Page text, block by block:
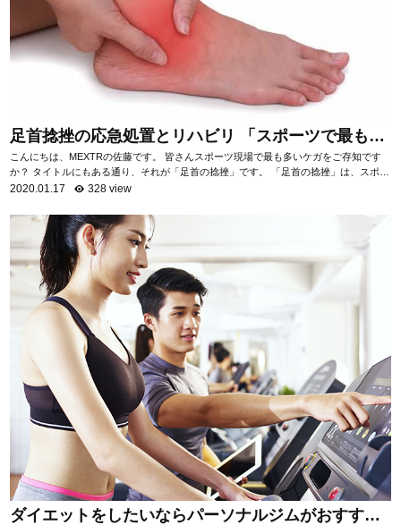
足首捻挫の応急処置とリハビリ 「スポーツで最も多
いケガ」
こんにちは、MEXTRの佐藤です。 皆さんスポーツ現場で最も多いケガをご存知です
か？ タイトルにもある通り、それが「足首の捻挫」です。 「足首の捻挫」は、スポー
ツ現場だけでなく日常生活におい...
2020.01.17 328 view
ダイエットをしたいならパーソナルジムがおすす